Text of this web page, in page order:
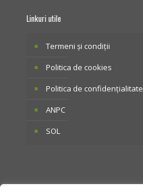
Linkuri utile
Termeni și condiții
Politica de cookies
Politica de confidențialitate
ANPC
SOL